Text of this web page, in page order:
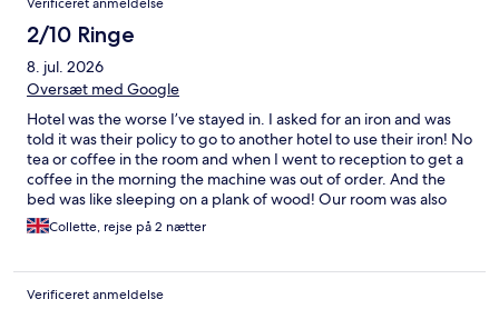
Verificeret anmeldelse
2/10 Ringe
8. jul. 2026
Oversæt med Google
Hotel was the worse I’ve stayed in. I asked for an iron and was
told it was their policy to go to another hotel to use their iron! No
tea or coffee in the room and when I went to reception to get a
coffee in the morning the machine was out of order. And the
bed was like sleeping on a plank of wood! Our room was also
right near reception so there was a lot of noise. On a plus (if
there can be one), the air conditioning worked.
Collette, rejse på 2 nætter
Verificeret anmeldelse